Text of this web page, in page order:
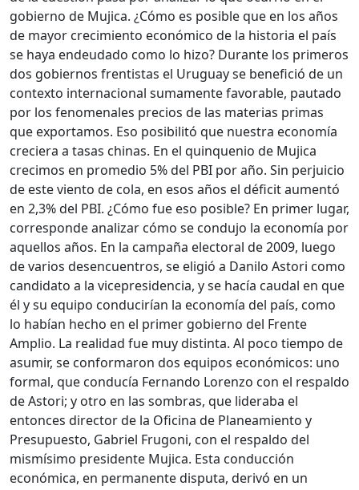
gobierno de Mujica. ¿Cómo es posible que en los años
de mayor crecimiento económico de la historia el país
se haya endeudado como lo hizo? Durante los primeros
dos gobiernos frentistas el Uruguay se benefició de un
contexto internacional sumamente favorable, pautado
por los fenomenales precios de las materias primas
que exportamos. Eso posibilitó que nuestra economía
creciera a tasas chinas. En el quinquenio de Mujica
crecimos en promedio 5% del PBI por año. Sin perjuicio
de este viento de cola, en esos años el déficit aumentó
en 2,3% del PBI. ¿Cómo fue eso posible? En primer lugar,
corresponde analizar cómo se condujo la economía por
aquellos años. En la campaña electoral de 2009, luego
de varios desencuentros, se eligió a Danilo Astori como
candidato a la vicepresidencia, y se hacía caudal en que
él y su equipo conducirían la economía del país, como
lo habían hecho en el primer gobierno del Frente
Amplio. La realidad fue muy distinta. Al poco tiempo de
asumir, se conformaron dos equipos económicos: uno
formal, que conducía Fernando Lorenzo con el respaldo
de Astori; y otro en las sombras, que lideraba el
entonces director de la Oficina de Planeamiento y
Presupuesto, Gabriel Frugoni, con el respaldo del
mismísimo presidente Mujica. Esta conducción
económica, en permanente disputa, derivó en un